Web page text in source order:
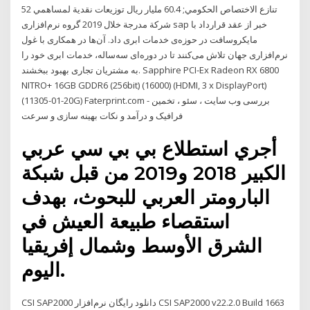
تنازع الاختصاص الحكومي; 60.4 مليار ريال توزيعات نقدية لمساهمي 52
شركة مدرجة خلال 2019 گروه نرم‌افزاری sap خبر از عقد قرارداد با
مایکروسافت در حوزه‌ی خدمات ابری داد. آن‌ها در همکاری با غول
نرم‌افزاری جهان تلاش می‌کنند تا در دوره‌ای سه‌ساله، خدمات ابری خود را
به مشتریان تجاری بهبود ببخشند. Sapphire PCI-Ex Radeon RX 6800
NITRO+ 16GB GDDR6 (256bit) (16000) (HDMI, 3 x DisplayPort)
(11305-01-20G) Faterprint.com - بررسی وب سایت ، سئو ، تخمین
فرافیک و درآمد و نکات بهینه سازی و سرعت
أجري استطلاع بي بي سي عربي
الكبير 2018 و2019 من قبل شبكة
البارومتر العربي للبحوث، بهدف
استقصاء طبيعة العيش في
الشرق الأوسط وشمال إفريقيا
اليوم.
CSI SAP2000 دانلود رایگان نرم‌افزار CSI SAP2000 v22.2.0 Build 1663